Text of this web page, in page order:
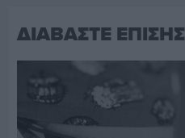
ΔΙΑΒΑΣΤΕ ΕΠΙΣΗΣ